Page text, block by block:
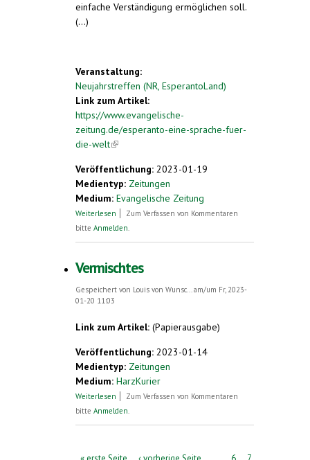
einfache Verständigung ermöglichen soll.
(...)
Veranstaltung:
Neujahrstreffen (NR, EsperantoLand)
Link zum Artikel:
https://www.evangelische-
zeitung.de/esperanto-eine-sprache-fuer-
die-welt(link is external)
Veröffentlichung: 2023-01-19
Medientyp: Zeitungen
Medium: Evangelische Zeitung
Weiterlesen über Esperanto – eine Sprache für die
Zum Verfassen von Kommentaren
bitte Anmelden.
Vermischtes
Gespeichert von Louis von Wunsc...am/um Fr, 2023-
01-20 11:03
Link zum Artikel: (Papierausgabe)
Veröffentlichung: 2023-01-14
Medientyp: Zeitungen
Medium: HarzKurier
Weiterlesen über Vermischtes
Zum Verfassen von Kommentaren
bitte Anmelden.